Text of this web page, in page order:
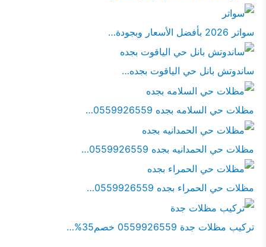
سواتر 2026 بأفضل الأسعار وبجودة…
ساندوتش بانل حي الياقوت بجده…
مظلات حي السلامه بجده 0559926559…
مظلات حي الحمدانيه بجده 0559926559…
مظلات حي الحمراء بجده 0559926559…
تركيب مظلات جدة 0559926559 خصم35%…